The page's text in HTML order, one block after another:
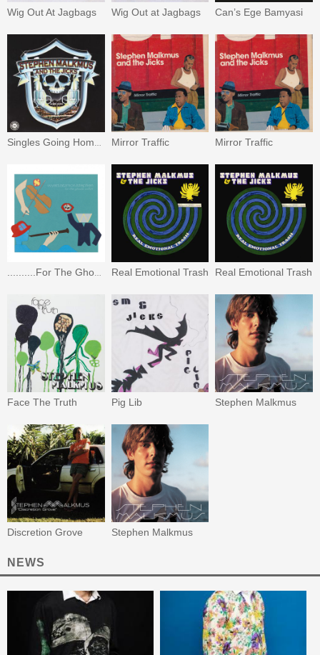
Wig Out At Jagbags Wig Out at Jagbags Can’s Ege Bamyasi
Mirror Traffic Mirror Traffic
Real Emotional Trash Real Emotional Trash
Face The Truth Pig Lib Stephen Malkmus
Discretion Grove Stephen Malkmus
NEWS